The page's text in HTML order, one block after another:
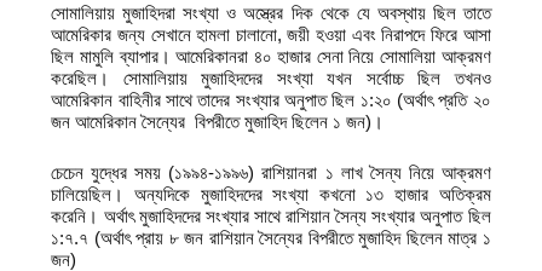
সোমালিয়ায় মুজাহিদরা সংখ্যা ও অস্ত্রের দিক থেকে যে অবস্থায় ছিল তাতে
আমেরিকার জন্য সেখানে হামলা চালানো, জয়ী হওয়া এবং নিরাপদে ফিরে আসা
ছিল মামুলি ব্যাপার। আমেরিকানরা ৪০ হাজার সেনা নিয়ে সোমালিয়া আক্রমণ
করেছিল। সোমালিয়ায় মুজাহিদদের সংখ্যা যখন সর্বোচ্চ ছিল তখনও
আমেরিকান বাহিনীর সাথে তাদের সংখ্যার অনুপাত ছিল ১:২০ (অর্থাৎ প্রতি ২০
জন আমেরিকান সৈন্যের বিপরীতে মুজাহিদ ছিলেন ১ জন)।
চেচেন যুদ্ধের সময় (১৯৯৪-১৯৯৬) রাশিয়ানরা ১ লাখ সৈন্য নিয়ে আক্রমণ
চালিয়েছিল। অন্যদিকে মুজাহিদদের সংখ্যা কখনো ১৩ হাজার অতিক্রম
করেনি। অর্থাৎ মুজাহিদদের সংখ্যার সাথে রাশিয়ান সৈন্য সংখ্যার অনুপাত ছিল
১:৭.৭ (অর্থাৎ প্রায় ৮ জন রাশিয়ান সৈন্যের বিপরীতে মুজাহিদ ছিলেন মাত্র ১
জন)